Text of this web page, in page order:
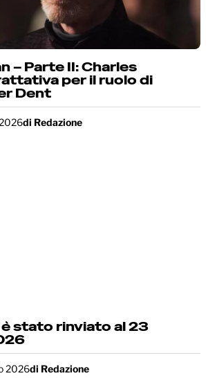
– Parte II: Charles
per il ruolo di
Dent
di Redazione
è stato rinviato al 23
2026di Redazione